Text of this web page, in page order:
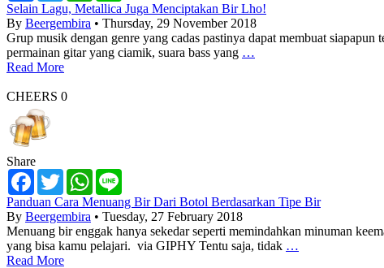
Selain Lagu, Metallica Juga Menciptakan Bir Lho!
By Beergembira • Thursday, 29 November 2018
Grup musik dengan genre yang cadas pastinya dapat membuat
permainan gitar yang ciamik, suara bass yang …
Read More
CHEERS 0
Share
FacebookTwitterWhatsApp
Panduan Cara Menuang Bir Dari Botol Berdasarkan Tipe Bir
By Beergembira • Tuesday, 27 February 2018
Menuang bir enggak hanya sekedar seperti memindahkan minuman
yang bisa kamu pelajari. via GIPHY Tentu saja, tidak …
Read More